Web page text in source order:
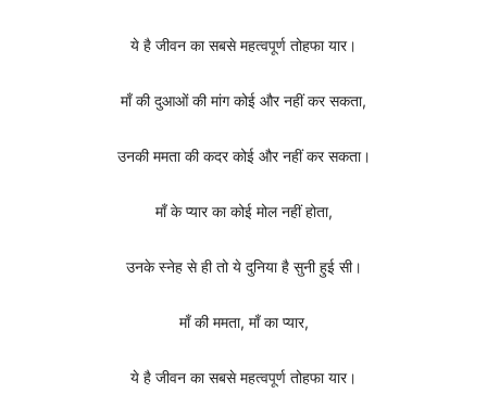
ये है जीवन का सबसे महत्वपूर्ण तोहफा यार।
माँ की दुआओं की मांग कोई और नहीं कर सकता,
उनकी ममता की कदर कोई और नहीं कर सकता।
माँ के प्यार का कोई मोल नहीं होता,
उनके स्नेह से ही तो ये दुनिया है सुनी हुई सी।
माँ की ममता, माँ का प्यार,
ये है जीवन का सबसे महत्वपूर्ण तोहफा यार।